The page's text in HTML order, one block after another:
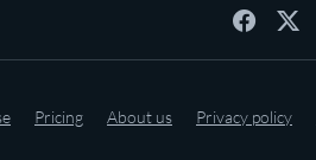
Pricing About us Privacy policy